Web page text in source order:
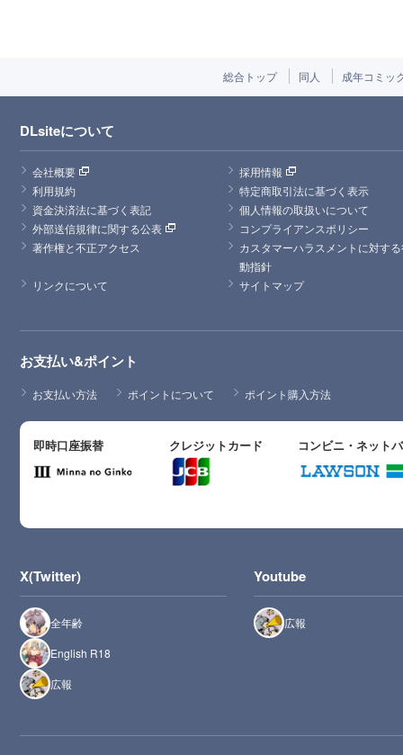
総合トップ 同人 成年コミッ
DLsiteについて
会社概要
採用情報
利用規約
特定商取引法に基づく表示
資金決済法に基づく表記
個人情報の取扱いについて
外部送信規律に関する公表
コンプライアンスポリシー
著作権と不正アクセス
カスタマーハラスメントに対す
動指針
リンクについて
サイトマップ
お支払い&ポイント
お支払い方法 ポイントについて ポイント購入方法
即時口座振替 クレジットカード コンビニ・ネット
X(Twitter)
全年齢
English R18
広報
Youtube
広報